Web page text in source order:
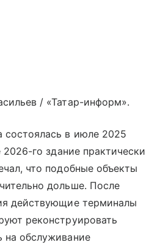
/ «Татар-информ».
состоялась в июле 2025
2026-го здание практически
что подобные объекты
дольше. После
действующие терминалы
реконструировать
на обслуживание